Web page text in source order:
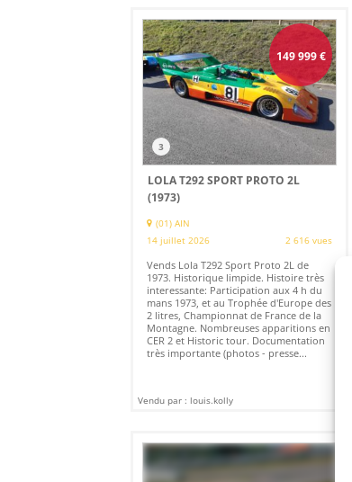
149 999€
3
LOLA T292 SPORT PROTO 2L
(1973)
(01) AIN
14 juillet 2026
2 616 vues
Vends Lola T292 Sport Proto 2L de
1973. Historique limpide. Histoire très
interessante: Participation aux 4 h du
mans 1973, et au Trophée d'Europe des
2 litres, Championnat de France de la
Montagne. Nombreuses apparitions en
CER 2 et Historic tour. Documentation
très importante (photos - presse...
Vendu par : louis.kolly